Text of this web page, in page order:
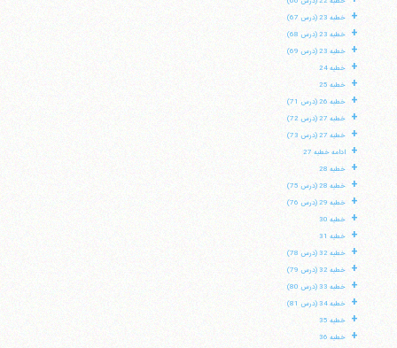
+ خطبه 23 (درس 67)
+ خطبه 23 (درس 68)
+ خطبه 23 (درس 69)
+ خطبه 24
+ خطبه 25
+ خطبه 26 (درس 71)
+ خطبه 27 (درس 72)
+ خطبه 27 (درس 73)
+ ادامه خطبه 27
+ خطبه 28
+ خطبه 28 (درس 75)
+ خطبه 29 (درس 76)
+ خطبه 30
+ خطبه 31
+ خطبه 32 (درس 78)
+ خطبه 32 (درس 79)
+ خطبه 33 (درس 80)
+ خطبه 34 (درس 81)
+ خطبه 35
+ خطبه 36